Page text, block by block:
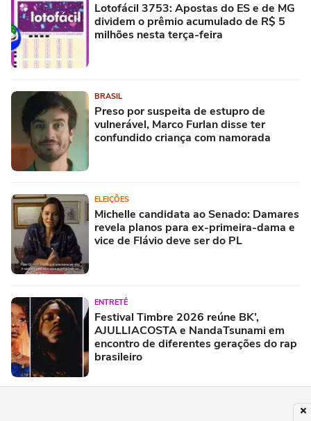
Lotofácil 3753: Apostas do ES e de MG
dividem o prêmio acumulado de R$ 5
milhões nesta terça-feira
BRASIL
Preso por suspeita de estupro de
vulnerável, Marco Furlan disse ter
confundido criança com namorada
ELEIÇÕES
Michelle candidata ao Senado: Damares
revela planos para ex-primeira-dama e
vice de Flávio deve ser do PL
ENTRETÊ
Festival Timbre 2026 reúne BK’,
AJULLIACOSTA e NandaTsunami em
encontro de diferentes gerações do rap
brasileiro